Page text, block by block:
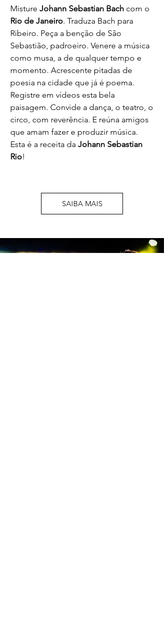
Misture Johann Sebastian Bach com o
Rio de Janeiro. Traduza Bach para
Ribeiro. Peça a benção de São
Sebastião, padroeiro. Venere a música
como musa, a de qualquer tempo e
momento. Acrescente pitadas de
poesia na cidade que já é poema.
Registre em vídeos esta bela
paisagem. Convide a dança, o teatro, o
circo, com reverência. E reúna amigos
que amam fazer e produzir música.
Esta é a receita da Johann Sebastian
Rio!
SAIBA MAIS